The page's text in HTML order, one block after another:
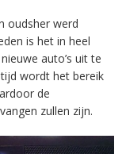
oudsher werd
is het in heel
auto’s uit te
wordt het bereik
de
zullen zijn.